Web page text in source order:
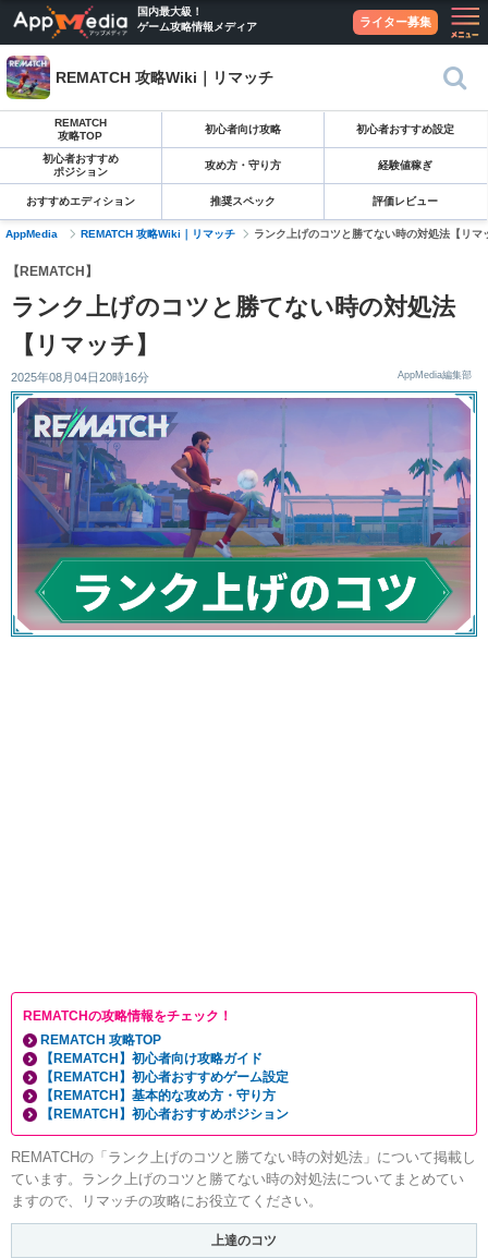
国内最大級！
ゲーム攻略情報メディア
ライター募集
REMATCH 攻略Wiki｜リマッチ
REMATCH
攻略TOP
初心者向け攻略 初心者おすすめ設定
初心者おすすめ
ポジション
攻め方・守り方 経験値稼ぎ
おすすめエディション 推奨スペック 評価レビュー
AppMedia REMATCH 攻略Wiki｜リマッチ ランク上げのコツと勝てない時の対処法【リマ
【REMATCH】
ランク上げのコツと勝てない時の対処法
【リマッチ】
2025年08月04日20時16分 AppMedia編集部
REMATCHの攻略情報をチェック！
REMATCH 攻略TOP
【REMATCH】初心者向け攻略ガイド
【REMATCH】初心者おすすめゲーム設定
【REMATCH】基本的な攻め方・守り方
【REMATCH】初心者おすすめポジション
REMATCHの「ランク上げのコツと勝てない時の対処法」について掲載し
ています。ランク上げのコツと勝てない時の対処法についてまとめてい
ますので、リマッチの攻略にお役立てください。
上達のコツ